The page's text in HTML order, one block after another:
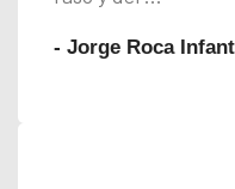
- Jorge Roca